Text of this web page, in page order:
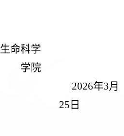
生命科学
学院
2026年3月
25 日